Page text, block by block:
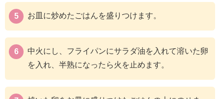
お皿に炒めたごはんを盛りつけます。
中火にし、フライパンにサラダ油を入れて溶いた卵
を入れ、半熟になったら火を止めます。